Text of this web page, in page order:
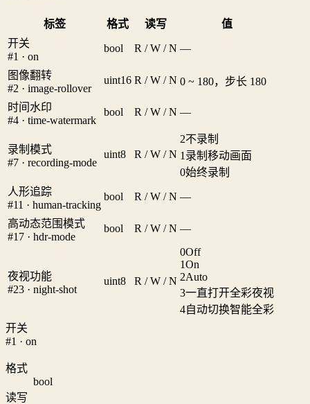
标签 格式 读写
值
开关
#1 · on
bool R / W / N —
图像翻转
#2 · image-rollover
uint16 R / W / N 0 ~ 180，步长 180
时间水印
#4 · time-watermark
bool R / W / N —
录制模式
#7 · recording-mode
uint8 R / W / N
2不录制
1 录制移动画面
0始终录制
人形追踪
#11 · human-tracking
bool R / W / N —
高动态范围模式
#17 · hdr-mode
bool R / W / N —
夜视功能
#23 · night-shot
uint8 R / W / N
0Off
1On
2Auto
3一直打开全彩夜视
4自动切换智能全彩
开关
#1 · on
格式
bool
读写